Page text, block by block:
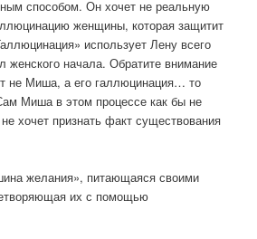
способом. Он хочет не реальную
женщины, которая защитит
использует Лену всего
женского начала. Обратите внимание
не Миша, а его галлюцинация… то
Миша в этом процессе как бы не
хочет признать факт существования
желания», питающаяся своими
их с помощью